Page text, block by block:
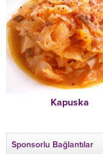
Kapuska
Sponsorlu Bağlantılar